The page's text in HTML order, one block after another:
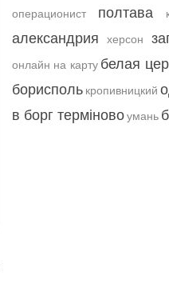
операционист полтава
александрия херсон
онлайн на карту белая
борисполь кропивницкий
в борг терміновоумань